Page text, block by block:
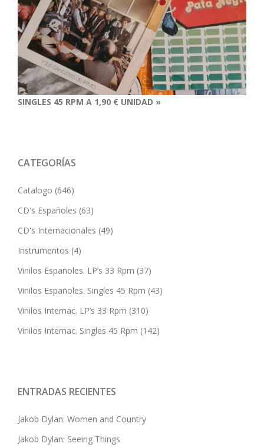
SINGLES 45 RPM A 1,90 € UNIDAD »
CATEGORÍAS
Catalogo (646)
CD's Españoles (63)
CD's Internacionales (49)
Instrumentos (4)
Vinilos Españoles. LP’s 33 Rpm (37)
Vinilos Españoles. Singles 45 Rpm (43)
Vinilos Internac. LP’s 33 Rpm (310)
Vinilos Internac. Singles 45 Rpm (142)
ENTRADAS RECIENTES
Jakob Dylan: Women and Country
Jakob Dylan: Seeing Things